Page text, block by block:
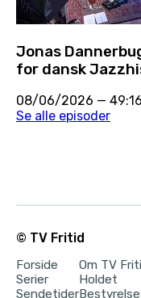
Jonas
for dansk
08/06/2026 — 49:16
Se alle episoder
© TV Fritid
Forside
Serier
Sendetider
Om TV
Holdet
Bestyrelse